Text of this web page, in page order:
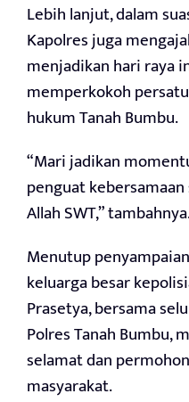
Lebih lanjut, dalam
Kapolres juga
menjadikan hari raya
memperkokoh
hukum Tanah Bumbu.
“Mari jadikan
penguat
Allah SWT,”
Menutup
keluarga besar
Prasetya, bersama
Polres Tanah Bumbu,
selamat dan
masyarakat.